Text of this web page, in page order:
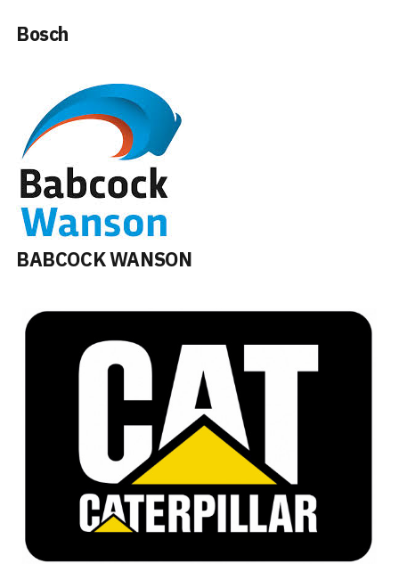
Bosch
BABCOCK WANSON